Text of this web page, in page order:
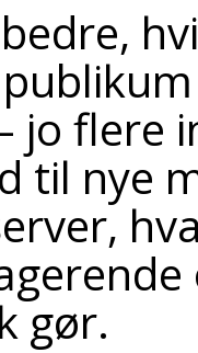
jo flere
til nye
gør.